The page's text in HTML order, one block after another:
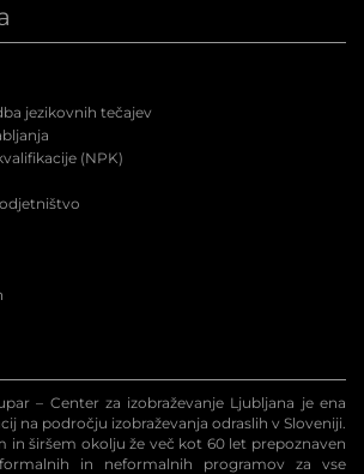
jezikovnih tečajev
(NPK)
– Center za izobraževanje Ljubljana je ena
na področju izobraževanja odraslih v Sloveniji.
in širšem okolju že več kot 60 let prepoznaven
in neformalnih programov za vse